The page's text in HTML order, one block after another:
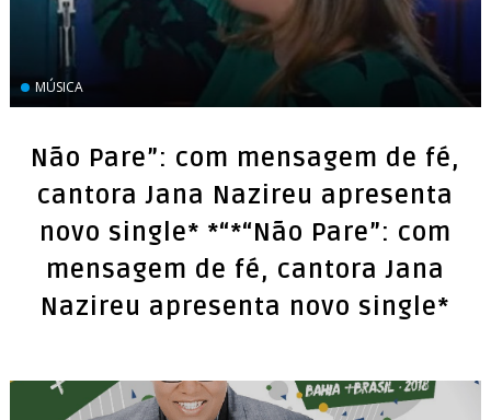
MÚSICA
Não Pare”: com mensagem de fé,
cantora Jana Nazireu apresenta
novo single* *“*“Não Pare”: com
mensagem de fé, cantora Jana
Nazireu apresenta novo single*